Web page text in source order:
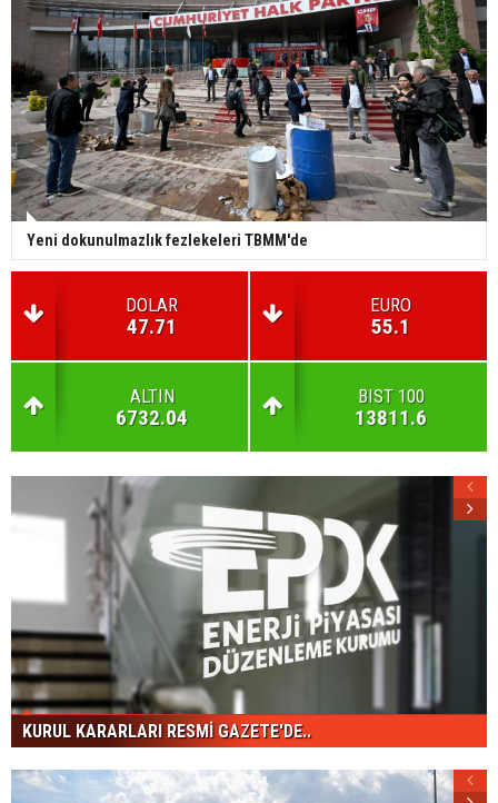
Yeni dokunulmazlık fezlekeleri TBMM'de
DOLAR
47.71
EURO
55.1
ALTIN
6732.04
BIST 100
13811.6
KURUL KARARLARI RESMİ GAZETE'DE..